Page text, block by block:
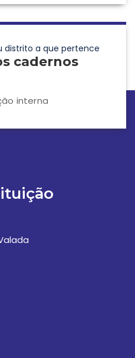
distrito a que pertence
cadernos
interna